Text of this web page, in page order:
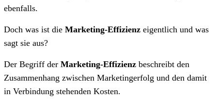
ebenfalls.
Doch was ist die Marketing-Effizienz eigentlich und was
sagt sie aus?
Der Begriff der Marketing-Effizienz beschreibt den
Zusammenhang zwischen Marketingerfolg und den damit
in Verbindung stehenden Kosten.